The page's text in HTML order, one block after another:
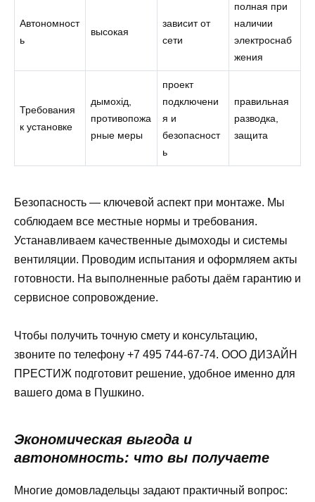
Автономност
ь
высокая
зависит от
сети
полная при
наличии
электроснаб
жения
Требования
к установке
дымохід,
противопожа
рные меры
проект
подключени
я и
безопасност
ь
правильная
разводка,
защита
Безопасность — ключевой аспект при монтаже. Мы
соблюдаем все местные нормы и требования.
Устанавливаем качественные дымоходы и системы
вентиляции. Проводим испытания и оформляем акты
готовности. На выполненные работы даём гарантию и
сервисное сопровождение.
Чтобы получить точную смету и консультацию,
звоните по телефону +7 495 744-67-74. ООО ДИЗАЙН
ПРЕСТИЖ подготовит решение, удобное именно для
вашего дома в Пушкино.
Экономическая выгода и
автономность: что вы получаете
Многие домовладельцы задают практичный вопрос: